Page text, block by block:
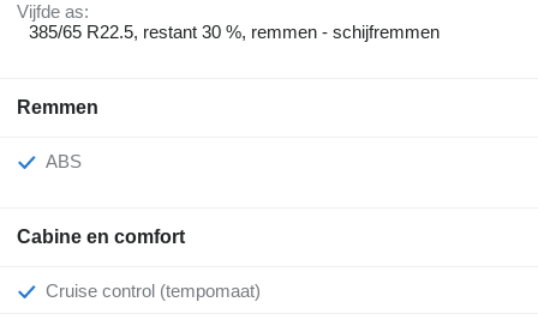
Vijfde as:
385/65 R22.5, restant 30 %, remmen - schijfremmen
Remmen
ABS
Cabine en comfort
Cruise control (tempomaat)